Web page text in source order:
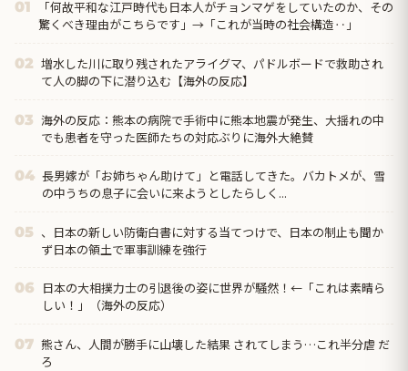
01
「何故平和な江戸時代も日本人がチョンマゲをしていたのか、その
驚くべき理由がこちらです」→「これが当時の社会構造‥」
02 増水した川に取り残されたアライグマ、パドルボードで救助され
て人の脚の下に潜り込む【海外の反応】
03 海外の反応：熊本の病院で手術中に熊本地震が発生、大揺れの中
でも患者を守った医師たちの対応ぶりに海外大絶賛
04 長男嫁が「お姉ちゃん助けて」と電話してきた。バカトメが、雪
の中うちの息子に会いに来ようとしたらしく...
05 、日本の新しい防衛白書に対する当てつけで、日本の制止も聞か
ず日本の領土で軍事訓練を強行
06
日本の大相撲力士の引退後の姿に世界が騒然！←「これは素晴ら
しい！」（海外の反応）
07 熊さん、人間が勝手に山壊した結果 されてしまう…これ半分虐 だ
ろ